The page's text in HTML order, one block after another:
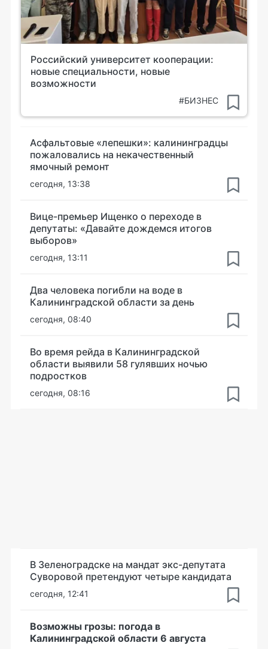
Российский университет кооперации:
новые специальности, новые
возможности
#БИЗНЕС
Асфальтовые «лепешки»: калининградцы
пожаловались на некачественный
ямочный ремонт
сегодня, 13:38
Вице-премьер Ищенко о переходе в
депутаты: «Давайте дождемся итогов
выборов»
сегодня, 13:11
Два человека погибли на воде в
Калининградской области за день
сегодня, 08:40
Во время рейда в Калининградской
области выявили 58 гулявших ночью
подростков
сегодня, 08:16
В Зеленоградске на мандат экс-депутата
Суворовой претендуют четыре кандидата
сегодня, 12:41
Возможны грозы: погода в
Калининградской области 6 августа